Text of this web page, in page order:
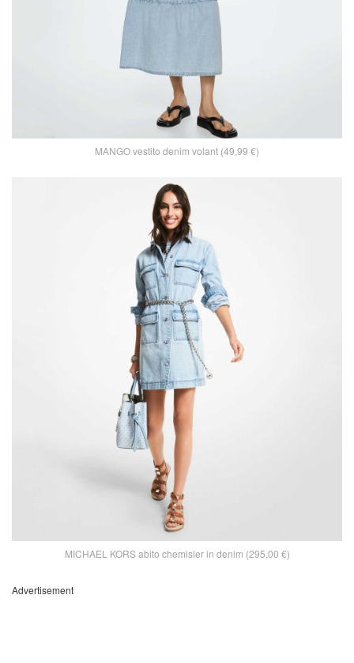
MANGO vestito denim volant (49,99 €)
MICHAEL KORS abito chemisier in denim (295,00 €)
Advertisement